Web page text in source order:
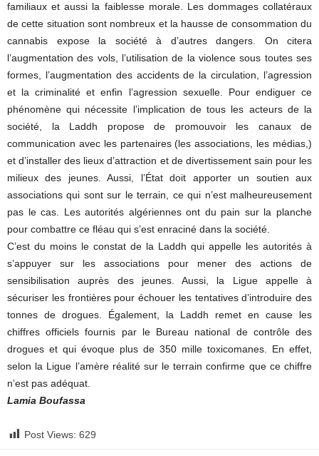
familiaux et aussi la faiblesse morale. Les dommages collatéraux
de cette situation sont nombreux et la hausse de consommation du
cannabis expose la société à d’autres dangers. On citera
l’augmentation des vols, l’utilisation de la violence sous toutes ses
formes, l’augmentation des accidents de la circulation, l’agression
et la criminalité et enfin l’agression sexuelle. Pour endiguer ce
phénomène qui nécessite l’implication de tous les acteurs de la
société, la Laddh propose de promouvoir les canaux de
communication avec les partenaires (les associations, les médias,)
et d’installer des lieux d’attraction et de divertissement sain pour les
milieux des jeunes. Aussi, l’État doit apporter un soutien aux
associations qui sont sur le terrain, ce qui n’est malheureusement
pas le cas. Les autorités algériennes ont du pain sur la planche
pour combattre ce fléau qui s’est enraciné dans la société.
C’est du moins le constat de la Laddh qui appelle les autorités à
s’appuyer sur les associations pour mener des actions de
sensibilisation auprès des jeunes. Aussi, la Ligue appelle à
sécuriser les frontières pour échouer les tentatives d’introduire des
tonnes de drogues. Également, la Laddh remet en cause les
chiffres officiels fournis par le Bureau national de contrôle des
drogues et qui évoque plus de 350 mille toxicomanes. En effet,
selon la Ligue l’amère réalité sur le terrain confirme que ce chiffre
n’est pas adéquat.
Lamia Boufassa
Post Views: 629